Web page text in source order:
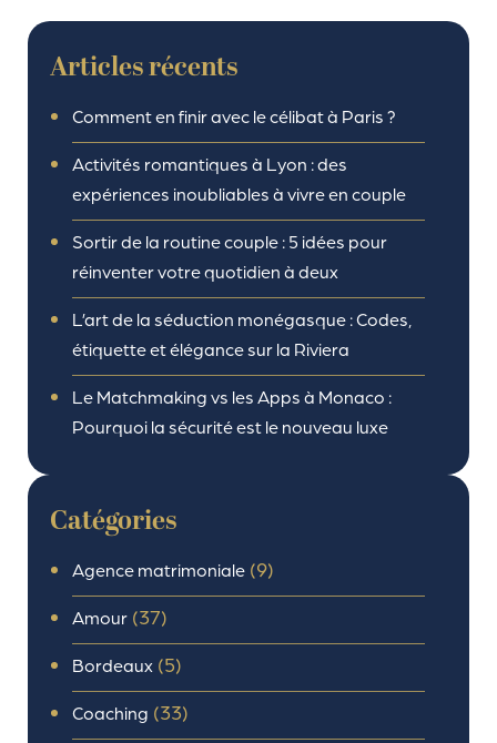
Articles récents
Comment en finir avec le célibat à Paris ?
Activités romantiques à Lyon : des
expériences inoubliables à vivre en couple
Sortir de la routine couple : 5 idées pour
réinventer votre quotidien à deux
L’art de la séduction monégasque : Codes,
étiquette et élégance sur la Riviera
Le Matchmaking vs les Apps à Monaco :
Pourquoi la sécurité est le nouveau luxe
Catégories
Agence matrimoniale (9)
Amour (37)
Bordeaux (5)
Coaching (33)